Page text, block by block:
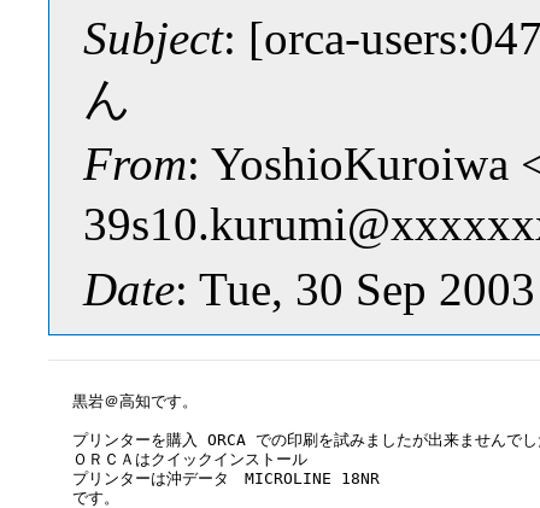
Subject: [orca-
ん
From: YoshioKuroiwa
Date: Tue, 30 Sep
黒岩＠高知です。
プリンターを購入 ORCA での印刷を試みましたが出来ませんで
ＯＲＣＡはクイックインストール
プリンターは沖データ　MICROLINE 18NR
です。